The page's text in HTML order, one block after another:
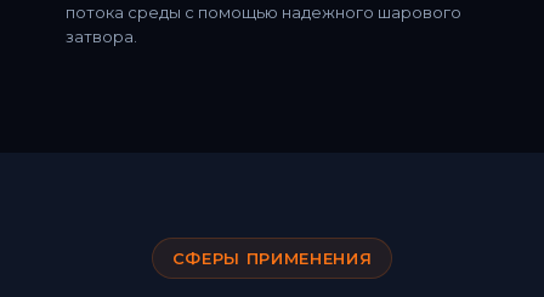
потока среды с помощью надежного шарового
затвора.
СФЕРЫ ПРИМЕНЕНИЯ